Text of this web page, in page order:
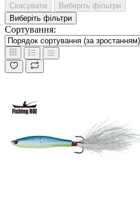
Скасувати
Виберіть фільтри
Виберіть фільтри
Сортування: